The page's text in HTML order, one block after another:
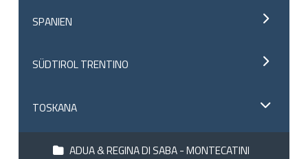
SPANIEN
SÜDTIROL TRENTINO
TOSKANA
ADUA & REGINA DI SABA - MONTECATINI